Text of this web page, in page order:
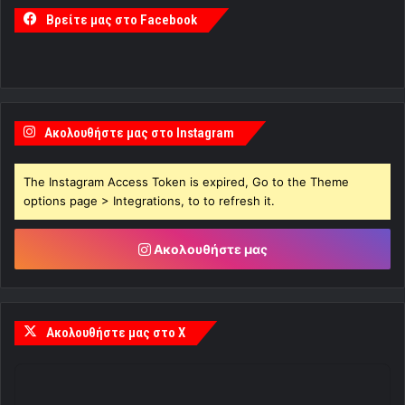
Βρείτε μας στο Facebook
Ακολουθήστε μας στο Instagram
The Instagram Access Token is expired, Go to the Theme
options page > Integrations, to to refresh it.
Ακολουθήστε μας
Ακολουθήστε μας στο X